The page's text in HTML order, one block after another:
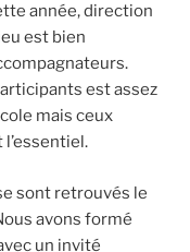
année, direction
est bien
est assez
mais ceux
sont retrouvés le
avons formé
un invité